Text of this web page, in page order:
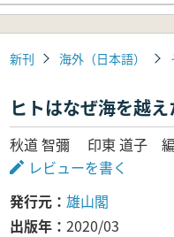
新刊 海外（日本語）
ヒトはなぜ海を越
秋道 智彌 印東 道子
レビューを書く
発行元
雄山閣
出版年
2020/03